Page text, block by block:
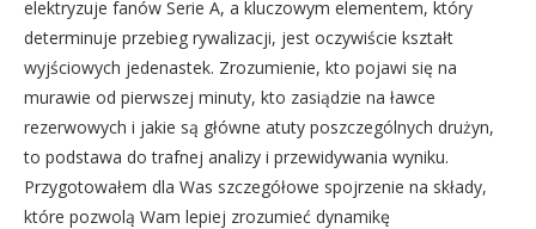
elektryzuje fanów Serie A, a kluczowym elementem, który
determinuje przebieg rywalizacji, jest oczywiście kształt
wyjściowych jedenastek. Zrozumienie, kto pojawi się na
murawie od pierwszej minuty, kto zasiądzie na ławce
rezerwowych i jakie są główne atuty poszczególnych drużyn,
to podstawa do trafnej analizy i przewidywania wyniku.
Przygotowałem dla Was szczegółowe spojrzenie na składy,
które pozwolą Wam lepiej zrozumieć dynamikę